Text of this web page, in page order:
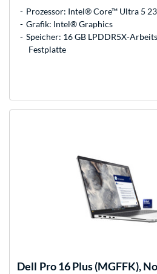
Prozessor: Intel® Core™ Ultra 5
Grafik: Intel® Graphics
Speicher: 16 GB LPDDR5X-
Festplatte
Dell Pro 16 Plus (MGFFK),